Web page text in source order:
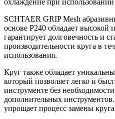
SCHTAER GRIP Mesh
основе P240 обладает высокой
гарантирует долговечность и
производительности круга в
использования.
Круг также обладает
который позволяет легко и
инструменте без
дополнительных
упрощает процесс замены